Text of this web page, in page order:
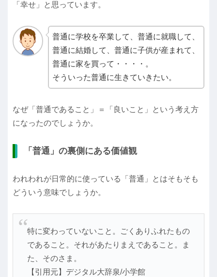
「幸せ」と思っています。
普通に学校を卒業して、普通に就職して、
普通に結婚して、普通に子供が産まれて、
普通に家を買って・・・・。
そういった普通に生きていきたい。
なぜ「普通であること」＝「良いこと」という考え方
になったのでしょうか。
「普通」の裏側にある価値観
われわれが日常的に使っている「普通」とはそもそも
どういう意味でしょうか。
特に変わっていないこと。ごくありふれたもの
であること。それがあたりまえであること。ま
た、そのさま。
【引用元】デジタル大辞泉/小学館